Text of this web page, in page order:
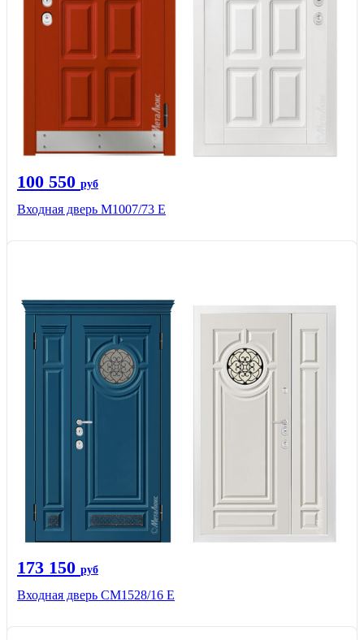
100 550 руб
Входная дверь М1007/73 E
173 150 руб
Входная дверь СМ1528/16 Е